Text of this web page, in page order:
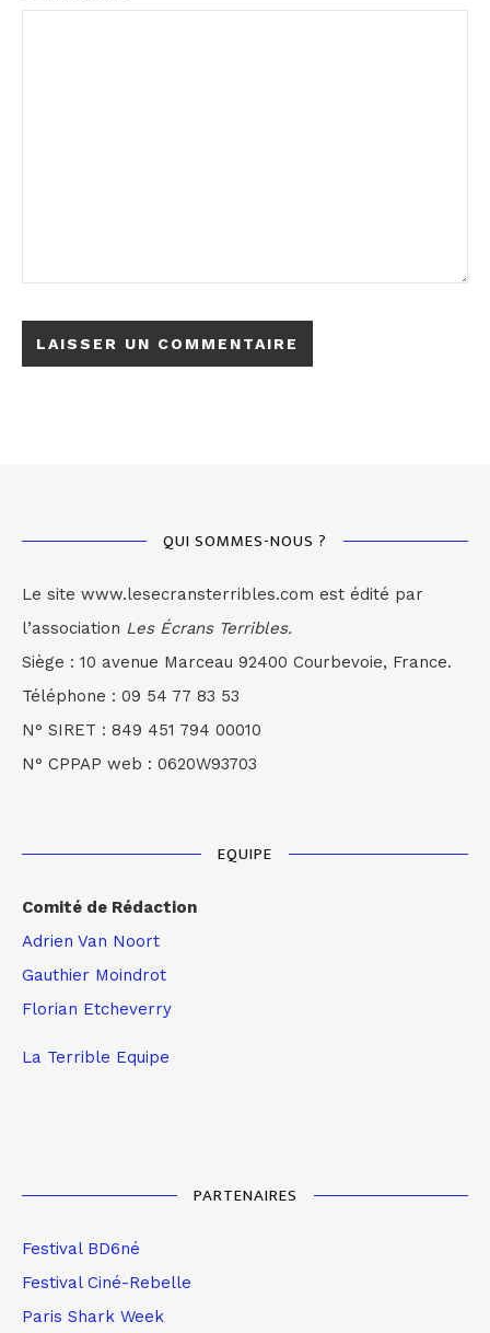
QUI SOMMES-NOUS ?
Le site www.lesecransterribles.com est édité par
l’association Les Écrans Terribles.
Siège : 10 avenue Marceau 92400 Courbevoie, France.
Téléphone : 09 54 77 83 53
N° SIRET : 849 451 794 00010
N° CPPAP web : 0620W93703
EQUIPE
Comité de Rédaction
Adrien Van Noort
Gauthier Moindrot
Florian Etcheverry
La Terrible Equipe
PARTENAIRES
Festival BD6né
Festival Ciné-Rebelle
Paris Shark Week